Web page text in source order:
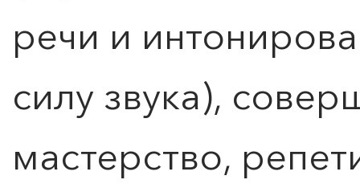
речи и
силу звука),
мастерство,